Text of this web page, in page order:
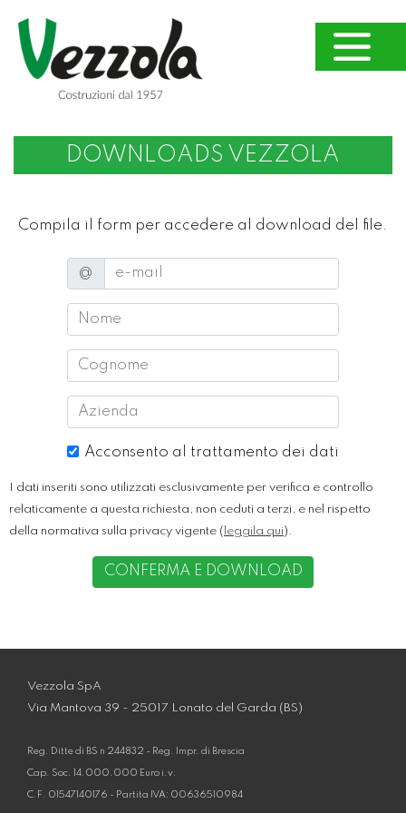
DOWNLOADS VEZZOLA
Compila il form per accedere al download del file.
e-mail
@
Nome
Cognome
Azienda
Acconsento al trattamento dei dati
I dati inseriti sono utilizzati esclusivamente per verifica e controllo
relaticamente a questa richiesta, non ceduti a terzi, e nel rispetto
della normativa sulla privacy vigente ( leggila qui).
CONFERMA E DOWNLOAD
Vezzola SpA
Via Mantova 39 - 25017 Lonato del Garda (BS)
Reg. Ditte di BS n 244832 - Reg. Impr. di Brescia
Cap. Soc. 14.000.000 Euro i.v.
C.F. 01547140176 - Partita IVA: 00636510984